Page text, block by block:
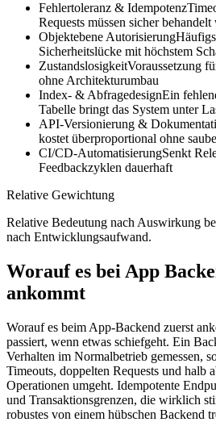
Fehlertoleranz & Idempotenz
Requests müssen sicher behandelt
Objektebene Autorisierung
Sicherheitslücke mit höchstem
ZustandslosigkeitVoraussetzung
ohne Architekturumbau
Index- & AbfragedesignEin
Tabelle bringt das System unter
API-Versionierung &
kostet überproportional ohne
CI/CD-AutomatisierungSenkt
Feedbackzyklen dauerhaft
Relative Gewichtung
Relative Bedeutung nach Auswirkung
nach Entwicklungsaufwand.
Worauf es bei App
ankommt
Worauf es beim App-Backend zuerst
passiert, wenn etwas schiefgeht. Ein
Verhalten im Normalbetrieb gemessen,
Timeouts, doppelten Requests und halb
Operationen umgeht. Idempotente
und Transaktionsgrenzen, die wirklich
robustes von einem hübschen Backend